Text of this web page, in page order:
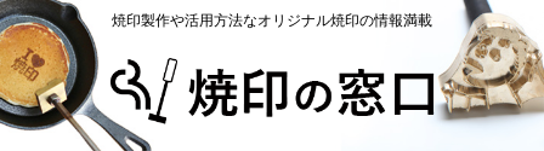
焼印製作や活用方法なオリジナル焼印の情報満載